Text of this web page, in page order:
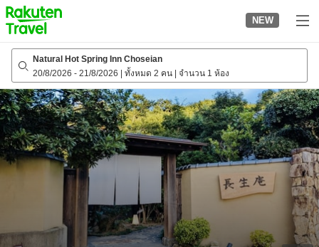
to
top
page
NEW
Natural Hot Spring Inn Choseian
20/8/2026 - 21/8/2026 ทั้งหมด 2 คน จำนวน 1 ห้อง